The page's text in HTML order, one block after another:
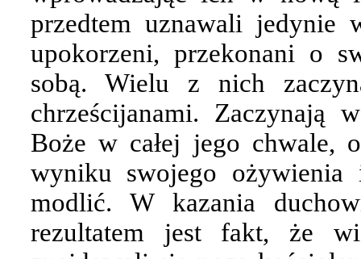
przedtem uznawali jedynie
upokorzeni, przekonani o
sobą. Wielu z nich
chrześcijanami. Zaczynają
Boże w całej jego chwale,
wyniku swojego
modlić. W kazania
rezultatem jest fakt, że